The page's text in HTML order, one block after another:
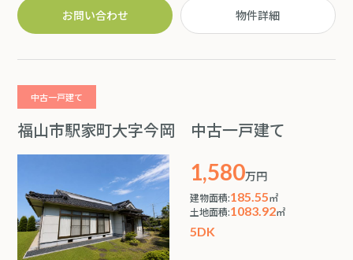
換・フローリング上張り済みで、室内は明るく清潔感のあ
る仕上がりです。 ◆各洋室にはクローゼットを新設してお
ス・LED照明・火災警報器も新設済みで、快適で安心な住
いやすい2LDKへリニューアルされています。 ◆エブリイ
本庄店・ドラッグストア「ひまわり本庄店」まで徒歩圏
内!!福山駅にも近く生活利便性・交通アクセス良好な立地
です♪
お問い合わせ 物件詳細
中古一戸建て
福山市駅家町大字今岡 中古一戸建て
1,580万円
建物面積:185.55㎡
土地面積:1083.92㎡
5DK